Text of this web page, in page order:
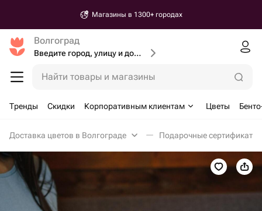
Магазины в 1300+ городах
Волгоград
Введите город, улицу и дом доставки
Найти товары и магазины
Тренды Скидки Корпоративным клиентам Цветы
Доставка цветов в Волгограде Подарочные сертификаты